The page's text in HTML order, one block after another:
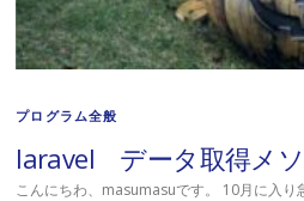
プログラム全般
laravel データ取得メ
こんにちわ、masumasuです。 10月に入り